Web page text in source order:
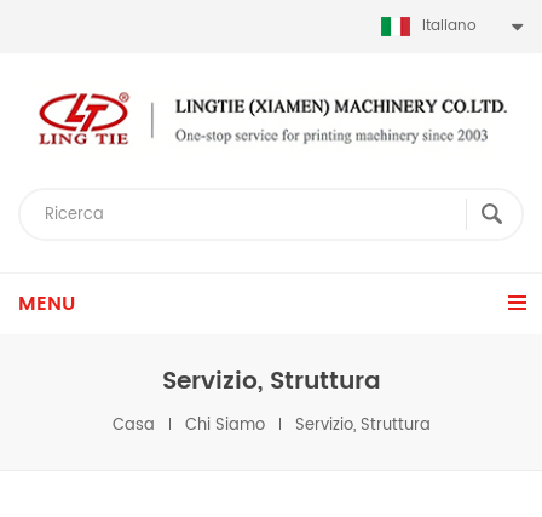
Italiano
MENU
Servizio, Struttura
Casa Chi Siamo Servizio, Struttura